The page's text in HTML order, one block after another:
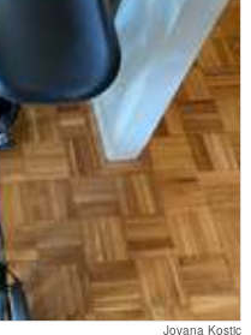
Jovana Kostic